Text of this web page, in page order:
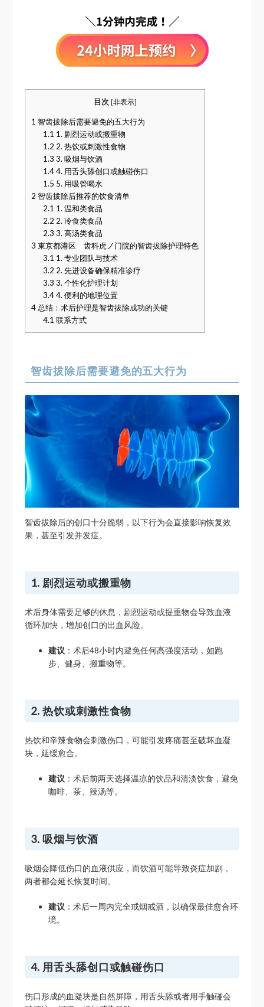
目次 [非表示]
1 智齿拔除后需要避免的五大行为
1.1 1. 剧烈运动或搬重物
1.2 2. 热饮或刺激性食物
1.3 3. 吸烟与饮酒
1.44. 用舌头舔创口或触碰伤口
1.5 5. 用吸管喝水
2 智齿拔除后推荐的饮食清单
2.1 1. 温和类食品
2.2 2. 冷食类食品
2.3 3. 高汤类食品
3 東京都港区 齿科虎ノ门院的智齿拔除护理特色
3.1 1. 专业团队与技术
3.2 2. 先进设备确保精准诊疗
3.3 3. 个性化护理计划
3.44. 便利的地理位置
4总结：术后护理是智齿拔除成功的关键
4.1 联系方式
智齿拔除后需要避免的五大行为
智齿拔除后的创口十分脆弱，以下行为会直接影响恢复效
果，甚至引发并发症。
1. 剧烈运动或搬重物
术后身体需要足够的休息，剧烈运动或提重物会导致血液
循环加快，增加创口的出血风险。
建议 ：术后48小时内避免任何高强度活动，如跑
步、健身、搬重物等。
2. 热饮或刺激性食物
热饮和辛辣食物会刺激伤口，可能引发疼痛甚至破坏血凝
块，延缓愈合。
建议 ：术后前两天选择温凉的饮品和清淡饮食，避免
咖啡、茶、辣汤等。
3. 吸烟与饮酒
吸烟会降低伤口的血液供应，而饮酒可能导致炎症加剧，
两者都会延长恢复时间。
建议 ：术后一周内完全戒烟戒酒，以确保最佳愈合环
境。
4. 用舌头舔创口或触碰伤口
伤口形成的血凝块是自然屏障，用舌头舔或者用手触碰会